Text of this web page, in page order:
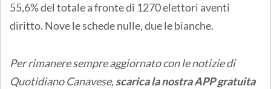
55,6% del totale a fronte di 1270 elettori aventi
diritto. Nove le schede nulle, due le bianche.
Per rimanere sempre aggiornato con le notizie di
Quotidiano Canavese,scarica la nostra APP gratuita